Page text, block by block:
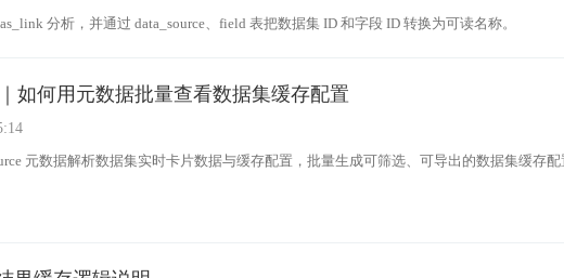
分析，并通过 data_source、field 表把数据集 ID 和字段 ID 转换为可读名称。
如何用元数据批量查看数据集缓存配置
元数据解析数据集实时卡片数据与缓存配置，批量生成可筛选、可导出的数据集缓存配